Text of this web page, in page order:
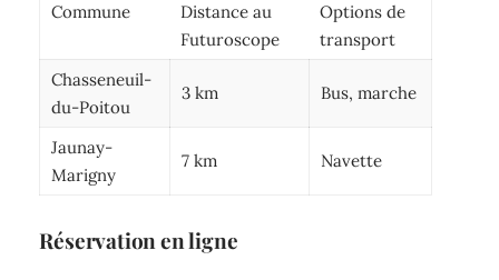
Commune
Distance au
Futuroscope
Options de
transport
Chasseneuil-
du-Poitou
3 km Bus, marche
Jaunay-
Marigny
7 km Navette
Réservation en ligne